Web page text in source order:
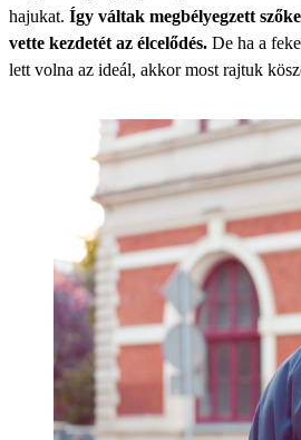
hajukat. Így váltak megbélyegzett
vette kezdetét az élcelődés. De ha a
lett volna az ideál, akkor most rajtuk